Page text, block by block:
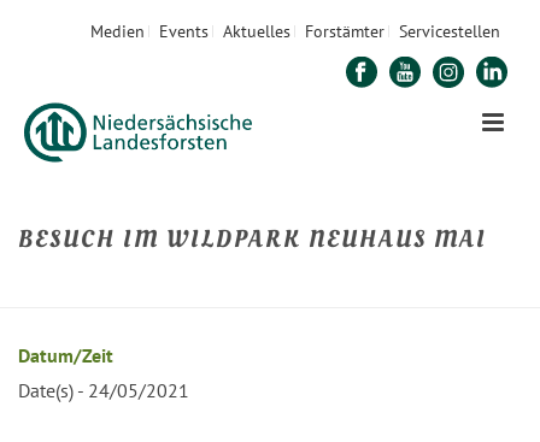
Medien Events Aktuelles Forstämter Servicestellen
BESUCH IM WILDPARK NEUHAUS MAI
Datum/Zeit
Date(s) - 24/05/2021